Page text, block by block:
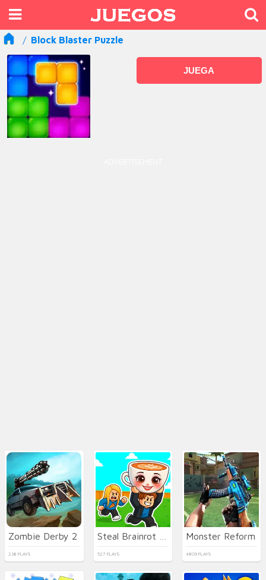
Block Blaster Puzzle
JUEGA
Zombie Derby 2
238 PLAYS 527 PLAYS
Monster Reform
4809 PLAYS